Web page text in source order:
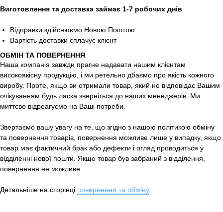
Виготовлення та доставка займає 1-7 робочих днів
Відправки здійснюємо Новою Поштою
Вартість доставки сплачує клієнт
ОБМІН ТА ПОВЕРНЕННЯ
Наша компанія завжди прагне надавати нашим клієнтам
високоякісну продукцію, і ми ретельно дбаємо про якість кожного
виробу. Проте, якщо ви отримали товар, який не відповідає Вашим
очікуванням будь ласка зверніться до наших менеджерів. Ми
миттєво відреагуємо на Ваші потреби.
Звертаємо вашу увагу на те, що згідно з нашою політикою обміну
та повернення товарів, повернення можливе лише у випадку, якщо
товар має фактичний брак або дефекти і огляд проводиться у
відділенні нової пошти. Якщо товар був забраний з відділення,
повернення не можливе.
Детальніше на сторінці повернення та обміну.